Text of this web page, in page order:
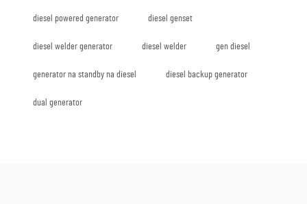
diesel powered generator diesel genset
diesel welder generator diesel welder gen diesel
generator na standby na diesel diesel backup generator
dual generator